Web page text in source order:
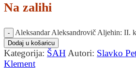
Na zalihi
Aleksandar Aleksandrovič Aljehin: II.
Dodaj u košaricu
Kategorija: ŠAH Autori: Slavko
Klement